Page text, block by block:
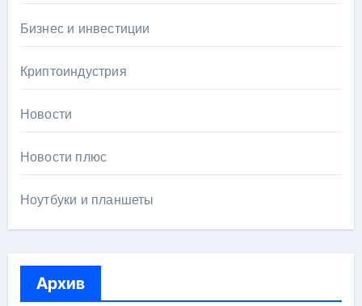
Бизнес и инвестиции
Криптоиндустрия
Новости
Новости плюс
Ноутбуки и планшеты
Архив